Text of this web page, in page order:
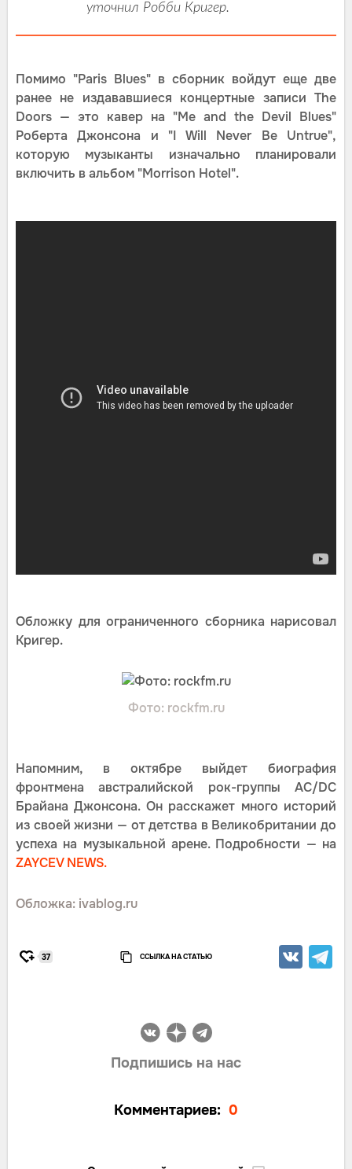
уточнил Робби Кригер.
Помимо "Paris Blues" в сборник войдут еще две
ранее не издававшиеся концертные записи The
Doors — это кавер на "Me and the Devil Blues"
Роберта Джонсона и "I Will Never Be Untrue",
которую музыканты изначально планировали
включить в альбом "Morrison Hotel".
Обложку для ограниченного сборника нарисовал
Кригер.
Фото: rockfm.ru
Напомним, в октябре выйдет биография
фронтмена австралийской рок-группы AC/DC
Брайана Джонсона. Он расскажет много историй
из своей жизни — от детства в Великобритании до
успеха на музыкальной арене. Подробности — на
ZAYCEV NEWS.
Обложка: ivablog.ru
37 ССЫЛКА НА СТАТЬЮ
Подпишись на нас
Комментариев: 0